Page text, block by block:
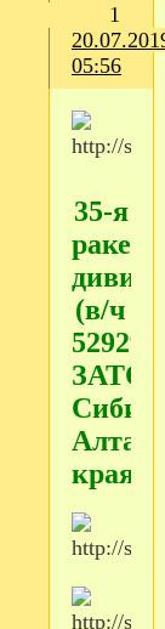
1
05:56
35-я
(в/ч
52929,
ЗАТО
края)